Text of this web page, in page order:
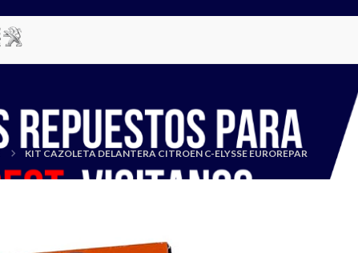
KIT CAZOLETA DELANTERA CITROEN C-ELYSSE EUROREPAR